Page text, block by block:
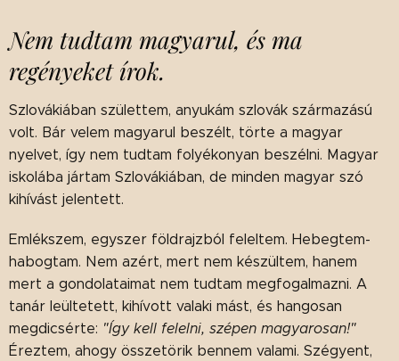
Nem tudtam magyarul, és ma
regényeket írok.
Szlovákiában születtem, anyukám szlovák származású
volt. Bár velem magyarul beszélt, törte a magyar
nyelvet, így nem tudtam folyékonyan beszélni. Magyar
iskolába jártam Szlovákiában, de minden magyar szó
kihívást jelentett.
Emlékszem, egyszer földrajzból feleltem. Hebegtem-
habogtam. Nem azért, mert nem készültem, hanem
mert a gondolataimat nem tudtam megfogalmazni. A
tanár leültetett, kihívott valaki mást, és hangosan
megdicsérte: "Így kell felelni, szépen magyarosan!"
Éreztem, ahogy összetörik bennem valami. Szégyent,